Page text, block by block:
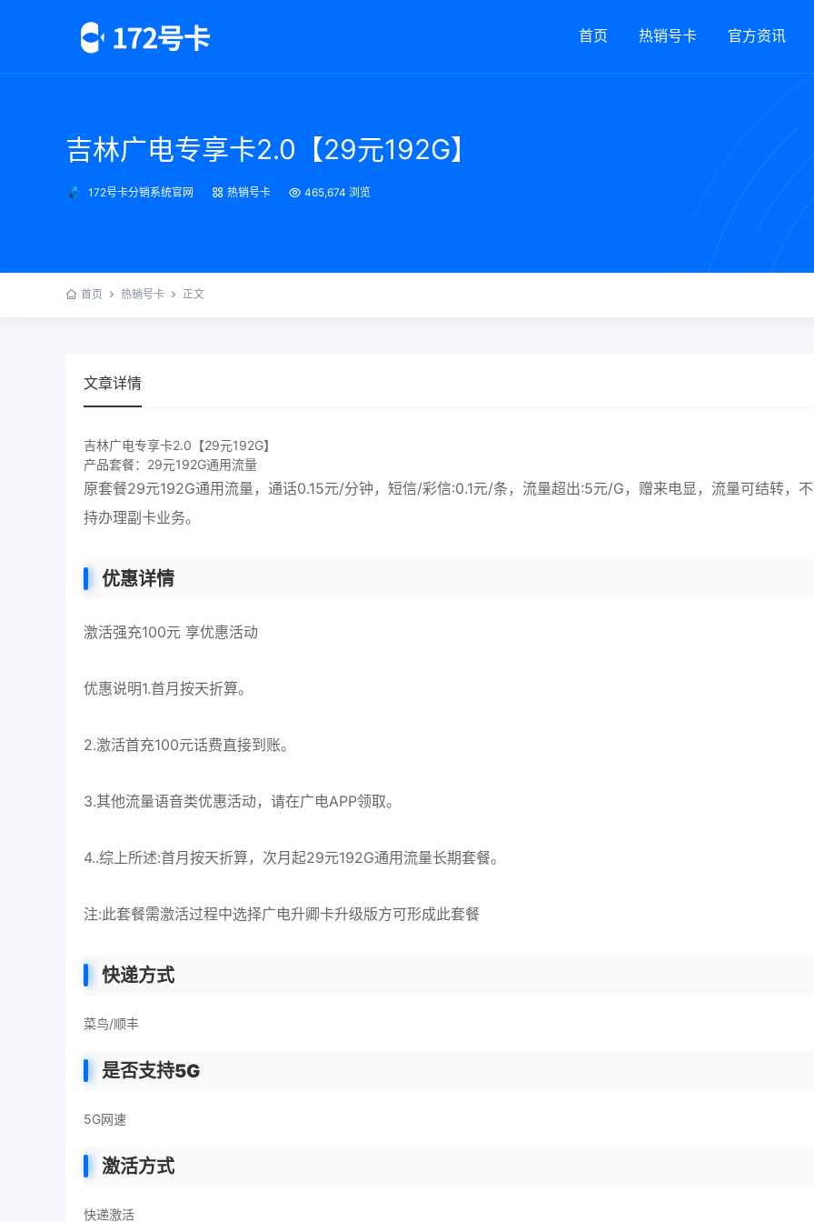
首页 热销号卡 官方资讯
吉林广电专享卡2.0【29元192G】
172号卡分销系统官网 热销号卡 465,674 浏览
首页 热销号卡 正文
文章详情
吉林广电专享卡2.0【29元192G】
产品套餐：29元192G通用流量
原套餐29元192G通用流量，通话0.15元/分钟，短信/彩信:0.1元/条，流量超出:5元/G，赠来电显，流量可结转，
持办理副卡业务。
优惠详情
激活强充100元 享优惠活动
优惠说明1.首月按天折算。
2.激活首充100元话费直接到账。
3.其他流量语音类优惠活动，请在广电APP领取。
4..综上所述:首月按天折算，次月起29元192G通用流量长期套餐。
注:此套餐需激活过程中选择广电升卿卡升级版方可形成此套餐
快递方式
菜鸟/顺丰
是否支持5G
5G网速
激活方式
快递激活